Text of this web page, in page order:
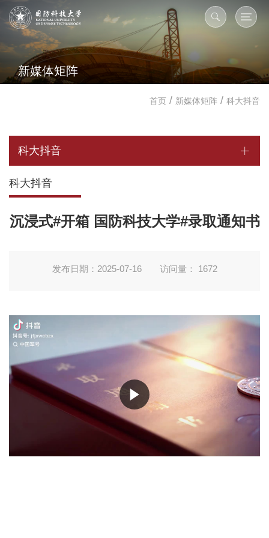
新媒体矩阵
首页 / 新媒体矩阵 / 科大抖音
科大抖音
科大抖音
沉浸式#开箱 国防科技大学#录取通知书
发布日期：2025-07-16 访问量： 1672